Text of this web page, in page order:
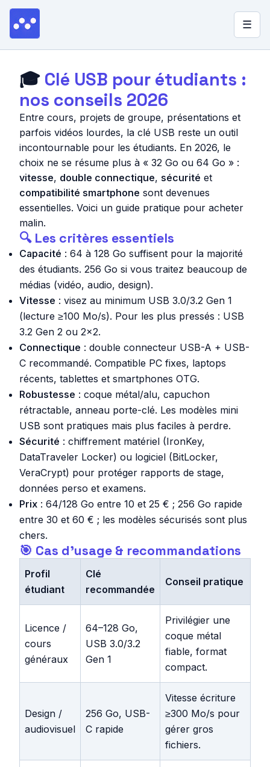
☰
▼
Quel stockage choisir ?
Blog
Lexique
À propos
🎓 Clé USB pour étudiants :
nos conseils 2026
Entre cours, projets de groupe, présentations et
parfois vidéos lourdes, la clé USB reste un outil
incontournable pour les étudiants. En 2026, le
choix ne se résume plus à « 32 Go ou 64 Go » :
vitesse, double connectique, sécurité et
compatibilité smartphone sont devenues
essentielles. Voici un guide pratique pour acheter
malin.
🔍 Les critères essentiels
Capacité : 64 à 128 Go suffisent pour la majorité
des étudiants. 256 Go si vous traitez beaucoup de
médias (vidéo, audio, design).
Vitesse : visez au minimum USB 3.0/3.2 Gen 1
(lecture ≥100 Mo/s). Pour les plus pressés : USB
3.2 Gen 2 ou 2x2.
Connectique : double connecteur USB-A + USB-
C recommandé. Compatible PC fixes, laptops
récents, tablettes et smartphones OTG.
Robustesse : coque métal/alu, capuchon
rétractable, anneau porte-clé. Les modèles mini
USB sont pratiques mais plus faciles à perdre.
Sécurité : chiffrement matériel (IronKey,
DataTraveler Locker) ou logiciel (BitLocker,
VeraCrypt) pour protéger rapports de stage,
données perso et examens.
Prix : 64/128 Go entre 10 et 25 € ; 256 Go rapide
entre 30 et 60 € ; les modèles sécurisés sont plus
chers.
🎯 Cas d’usage & recommandations
Profil
étudiant
Clé
recommandée
Conseil pratique
Licence /
cours
généraux
64–128 Go,
USB 3.0/3.2
Gen 1
Privilégier une
coque métal
fiable, format
compact.
Design /
audiovisuel
256 Go, USB-
C rapide
Vitesse écriture
≥300 Mo/s pour
gérer gros
fichiers.